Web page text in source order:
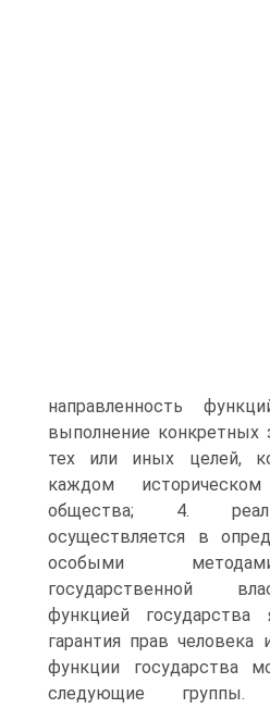
направленность
выполнение конкретных
тех или иных целей,
каждом
общества; 4.
осуществляется в
особыми
государственной
функцией государства
гарантия прав человека
функции государства
следующие